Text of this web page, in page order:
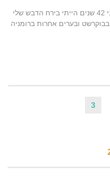
סלט חצילים רומני מטריף זקוסקה לפני 42 שנים הייתי בירח הדבש שלי
ובערים אחרות ברומניה
3